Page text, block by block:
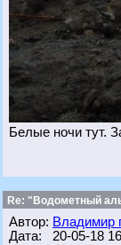
Белые ночи тут.
Re: "Водометный
Автор: Владимир
Дата: 20-05-18